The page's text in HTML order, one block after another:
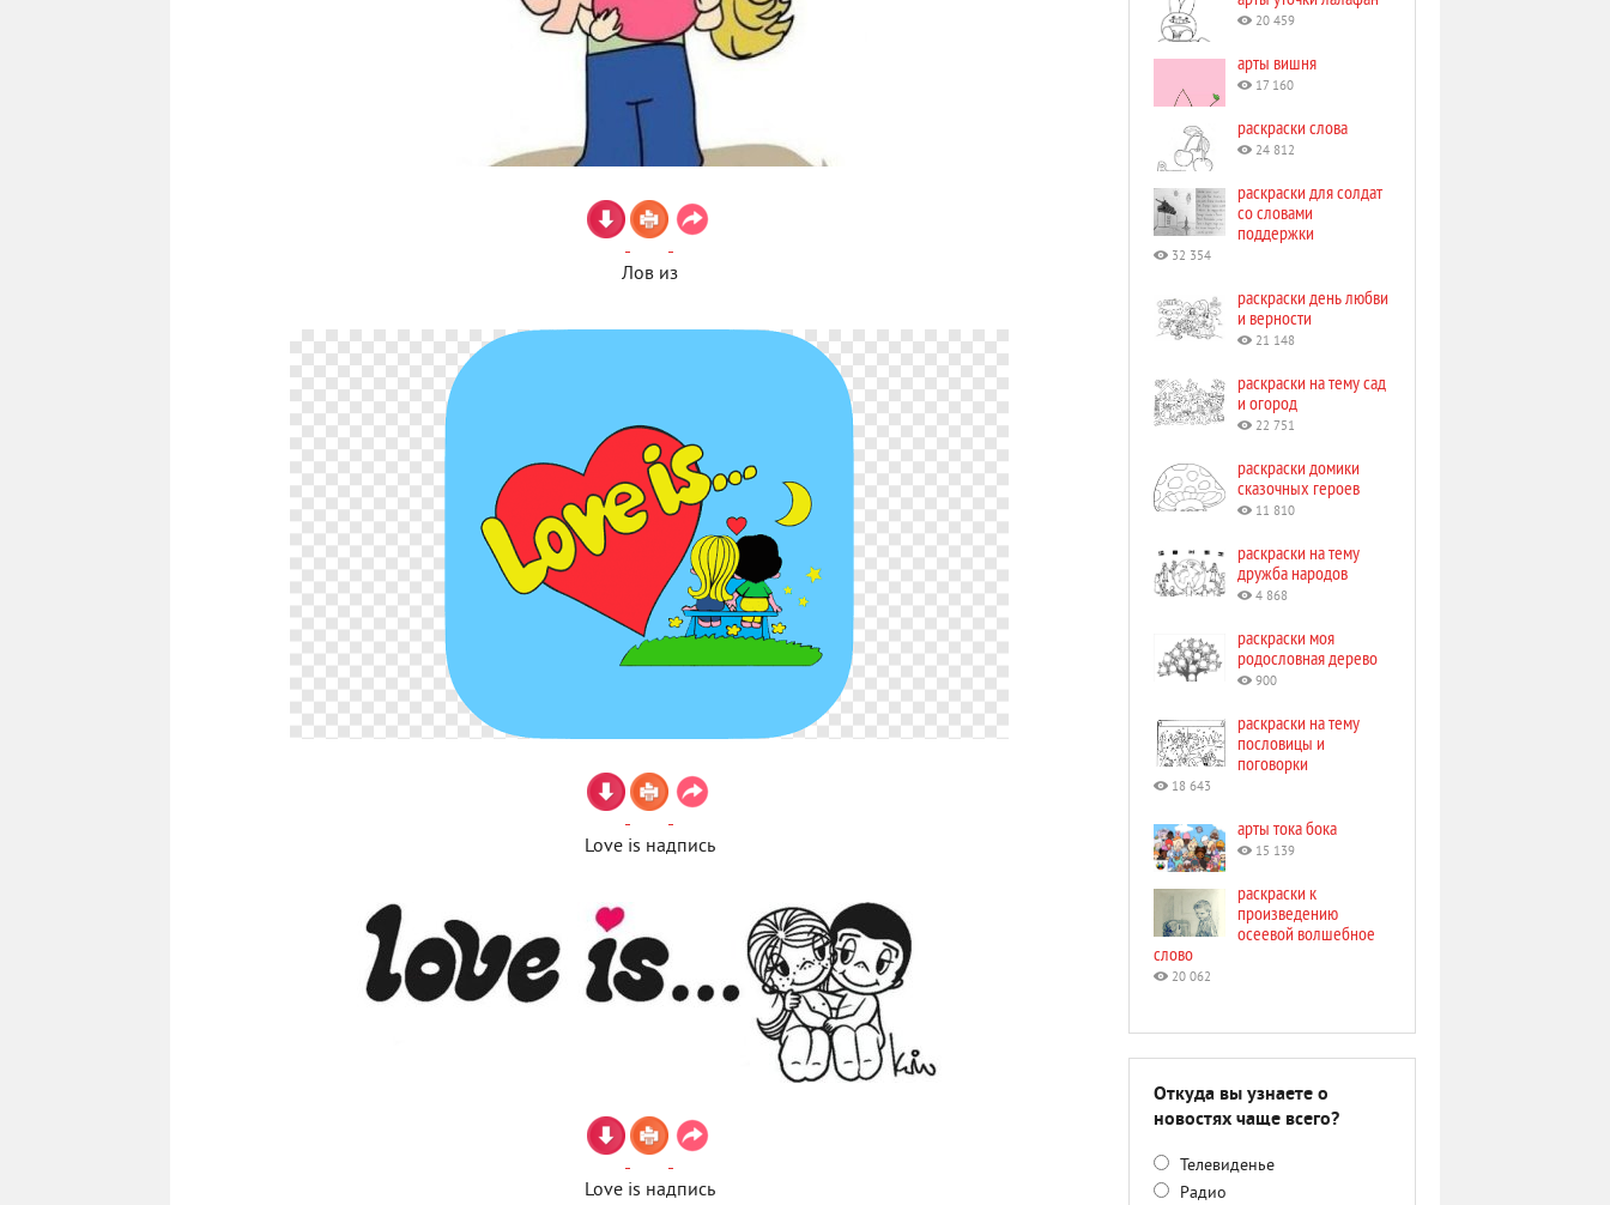
Лов из
Love is надпись
Love is надпись
20 459
арты вишня
17 160
раскраски слова
24 812
раскраски для солдат
со словами
поддержки
32 354
раскраски день любви
и верности
21 148
раскраски на тему сад
и огород
22 751
раскраски домики
сказочных героев
11 810
раскраски на тему
дружба народов
4 868
раскраски моя
родословная дерево
900
раскраски на тему
пословицы и
поговорки
18 643
арты тока бока
15 139
раскраски к
произведению
осеевой волшебное
слово
20 062
Откуда вы узнаете о
новостях чаще всего?
Телевиденье
Радио